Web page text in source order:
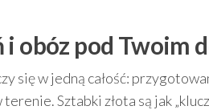
i obóz pod Twoim
się w jedną całość:
Sztabki złota są jak